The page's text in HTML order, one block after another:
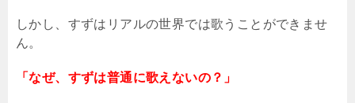
しかし、すずはリアルの世界では歌うことができませ
ん。
「なぜ、すずは普通に歌えないの？」